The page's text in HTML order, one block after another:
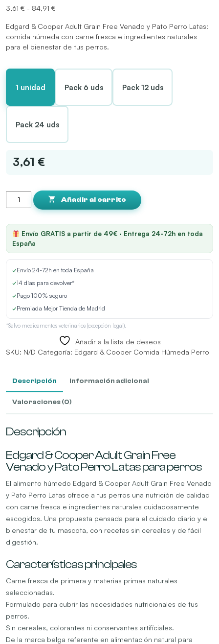
3,61 € - 84,91 €
precios:
desde
3,61 €
84,91 €
Edgard & Cooper Adult Grain Free Venado y Pato Perro Latas:
comida húmeda con carne fresca e ingredientes naturales
para el bienestar de tus perros.
1 unidad Pack 6 uds Pack 12 uds
Pack 24 uds
3,61 €
Cooper
Grain
Free
Venado
y
Pato
Perro
cantidad
Añadir al carrito
Envío GRATIS a partir de 49€ · Entrega 24-72h en toda
España
✓Envío 24-72h en toda España
✓14 días para devolver*
✓Pago 100% seguro
✓Premiada Mejor Tienda de Madrid
*Salvo medicamentos veterinarios (excepción legal).
Añadir a la lista de deseos
SKU: N/D Categoría: Edgard & Cooper Comida Húmeda Perro
Descripción Información adicional
Valoraciones (0)
Descripción
Edgard & Cooper Adult Grain Free
Venado y Pato Perro Latas para perros
El alimento húmedo Edgard & Cooper Adult Grain Free Venado
y Pato Perro Latas ofrece a tus perros una nutrición de calidad
con carne fresca e ingredientes naturales cuidadosamente
escogidos. Una propuesta pensada para el cuidado diario y el
bienestar de tu mascota, con recetas sin cereales y de fácil
digestión.
Características principales
Carne fresca de primera y materias primas naturales
seleccionadas.
Formulado para cubrir las necesidades nutricionales de tus
perros.
Sin cereales, colorantes ni conservantes artificiales.
De la marca belga referente en alimentación natural para